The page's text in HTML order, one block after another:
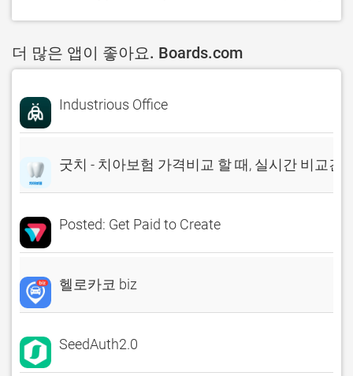
더 많은 앱이 좋아요. Boards.com
Industrious Office
굿치 - 치아보험 가격비교 할 때, 실시간 비교견
Posted: Get Paid to Create
헬로카코 biz
SeedAuth2.0